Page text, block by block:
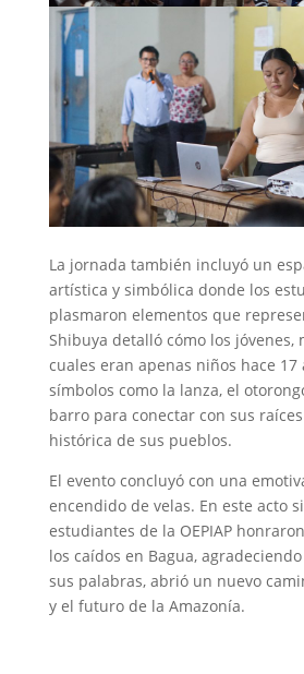
La jornada también incluyó un
artística y simbólica donde los
plasmaron elementos que
Shibuya detalló cómo los jóvenes,
cuales eran apenas niños hace
símbolos como la lanza, el
barro para conectar con sus
histórica de sus pueblos.
El evento concluyó con una
encendido de velas. En este acto
estudiantes de la OEPIAP
los caídos en Bagua,
sus palabras, abrió un nuevo
y el futuro de la Amazonía.